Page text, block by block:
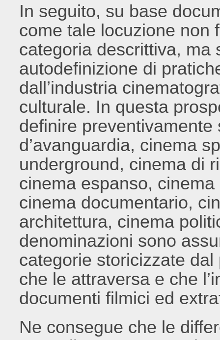
In seguito, su base
come tale locuzione non
categoria descrittiva, ma
autodefinizione di
dall’industria
culturale. In questa
definire
d’avanguardia, cinema
underground, cinema di
cinema espanso,
cinema documentario,
architettura, cinema
denominazioni sono
categorie storicizzate
che le attraversa e che
documenti filmici ed
Ne consegue che le